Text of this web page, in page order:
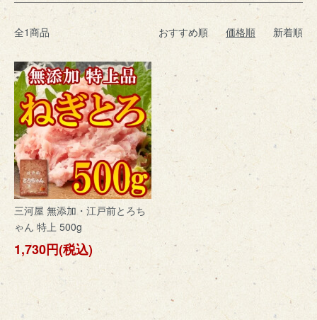
全1商品 おすすめ順 価格順 新着順
三河屋 無添加・江戸前とろち
ゃん 特上 500g
1,730円(税込)